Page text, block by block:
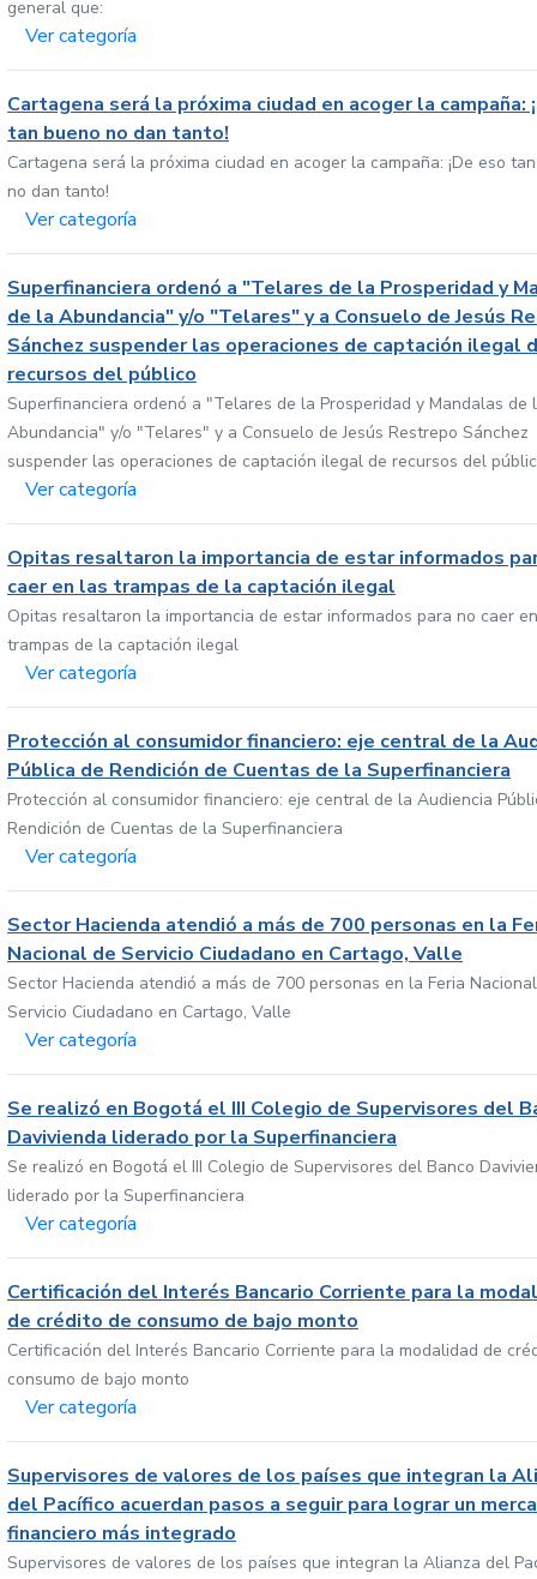
general que:
Ver categoría
Cartagena será la próxima ciudad en acoger la campaña:
tan bueno no dan tanto!
Cartagena será la próxima ciudad en acoger la campaña: ¡De eso
no dan tanto!
Ver categoría
Superfinanciera ordenó a "Telares de la Prosperidad y
de la Abundancia" y/o "Telares" y a Consuelo de Jesús
Sánchez suspender las operaciones de captación ilegal
recursos del público
Superfinanciera ordenó a "Telares de la Prosperidad y Mandalas de
Abundancia" y/o "Telares" y a Consuelo de Jesús Restrepo Sánchez
suspender las operaciones de captación ilegal de recursos del
Ver categoría
Opitas resaltaron la importancia de estar informados
caer en las trampas de la captación ilegal
Opitas resaltaron la importancia de estar informados para no caer
trampas de la captación ilegal
Ver categoría
Protección al consumidor financiero: eje central de la
Pública de Rendición de Cuentas de la Superfinanciera
Protección al consumidor financiero: eje central de la Audiencia
Rendición de Cuentas de la Superfinanciera
Ver categoría
Sector Hacienda atendió a más de 700 personas en la
Nacional de Servicio Ciudadano en Cartago, Valle
Sector Hacienda atendió a más de 700 personas en la Feria
Servicio Ciudadano en Cartago, Valle
Ver categoría
Se realizó en Bogotá el III Colegio de Supervisores del
Davivienda liderado por la Superfinanciera
Se realizó en Bogotá el III Colegio de Supervisores del Banco
liderado por la Superfinanciera
Ver categoría
Certificación del Interés Bancario Corriente para la
de crédito de consumo de bajo monto
Certificación del Interés Bancario Corriente para la modalidad de
consumo de bajo monto
Ver categoría
Supervisores de valores de los países que integran la
del Pacífico acuerdan pasos a seguir para lograr un
financiero más integrado
Supervisores de valores de los países que integran la Alianza del